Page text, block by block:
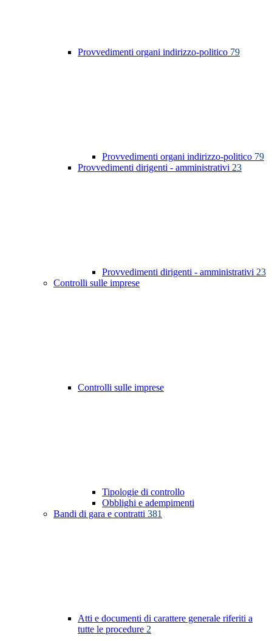
Provvedimenti organi indirizzo-politico 79
Provvedimenti organi indirizzo-politico 79
Provvedimenti dirigenti - amministrativi 23
Provvedimenti dirigenti - amministrativi 23
Controlli sulle imprese
Controlli sulle imprese
Tipologie di controllo
Obblighi e adempimenti
Bandi di gara e contratti 381
Atti e documenti di carattere generale riferiti a
tutte le procedure 2